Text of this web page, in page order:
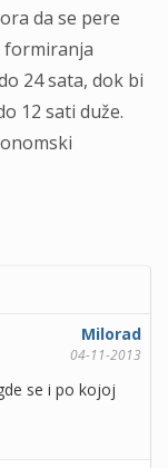
da se pere
formiranja
24 sata, dok bi
12 sati duže.
Milorad
04-11-2013
se i po kojoj